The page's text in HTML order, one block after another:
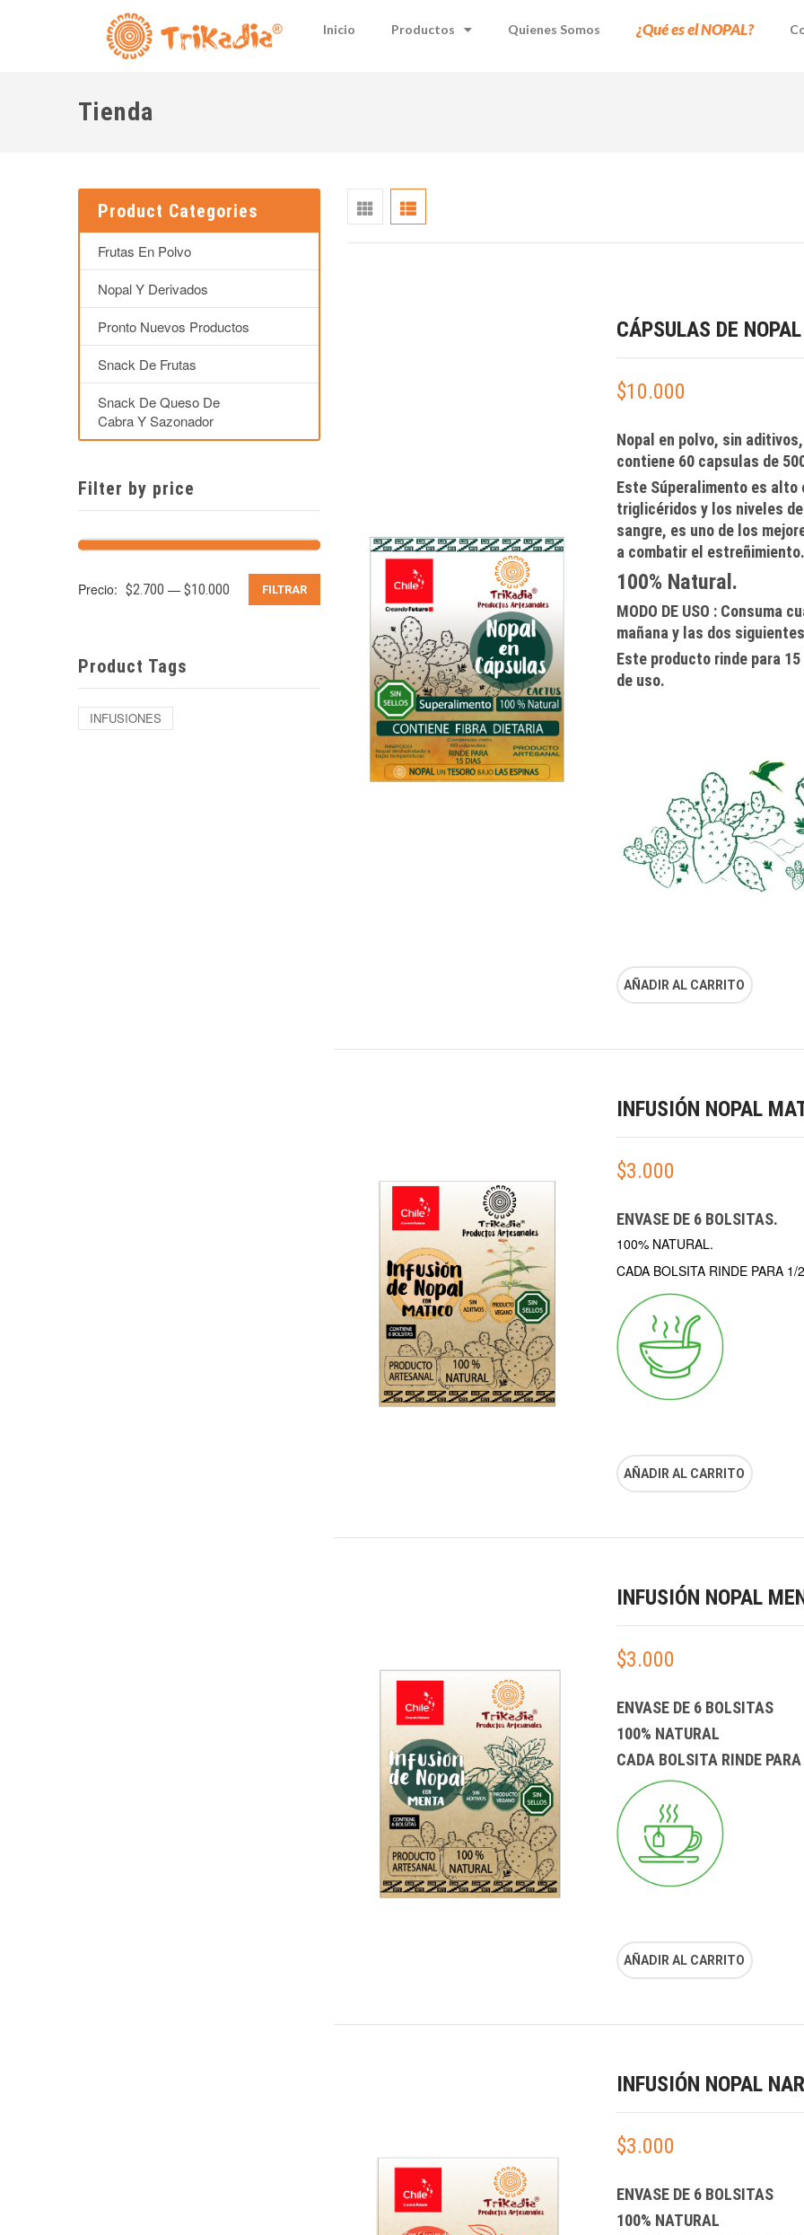
Inicio Productos Quienes Somos ¿Qué es el NOPAL?
Tienda
Product Categories
Frutas En Polvo
Nopal Y Derivados
Pronto Nuevos Productos
Snack De Frutas
Snack De Queso De
Cabra Y Sazonador
Filter by price
FILTRAR
Precio: $2.700 — $10.000
Product Tags
INFUSIONES
CÁPSULAS DE
$10.000
Nopal en polvo, sin
contiene 60 capsulas de
Este Súperalimento es
triglicéridos y los niveles
sangre, es uno de los
a combatir el estreñimiento.
100% Natural.
MODO DE USO : Consuma
mañana y las dos
Este producto rinde para
de uso.
AÑADIR AL CARRITO
INFUSIÓN NOPAL
$3.000
ENVASE DE 6 BOLSITAS.
100% NATURAL.
CADA BOLSITA RINDE PARA
AÑADIR AL CARRITO
INFUSIÓN NOPAL
$3.000
ENVASE DE 6 BOLSITAS
100% NATURAL
CADA BOLSITA RINDE
AÑADIR AL CARRITO
INFUSIÓN NOPAL
$3.000
ENVASE DE 6 BOLSITAS
100% NATURAL